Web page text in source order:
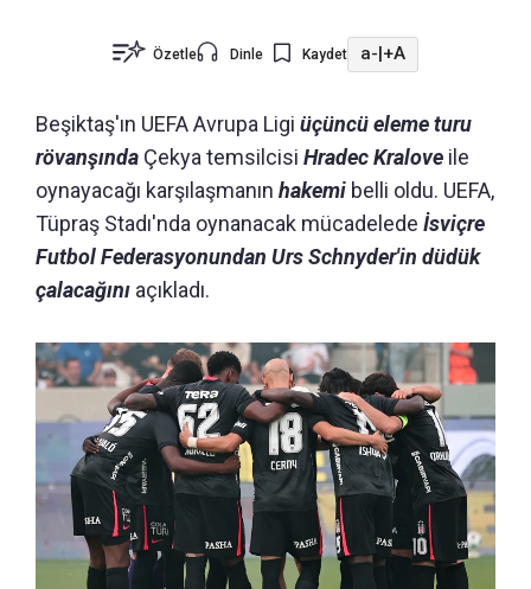
Özetle Dinle Kaydet a-|+A
Beşiktaş'ın UEFA Avrupa Ligi üçüncü eleme turu
rövanşında Çekya temsilcisi Hradec Kralove ile
oynayacağı karşılaşmanın hakemi belli oldu. UEFA,
Tüpraş Stadı'nda oynanacak mücadelede İsviçre
Futbol Federasyonundan Urs Schnyder'in düdük
çalacağını açıkladı.